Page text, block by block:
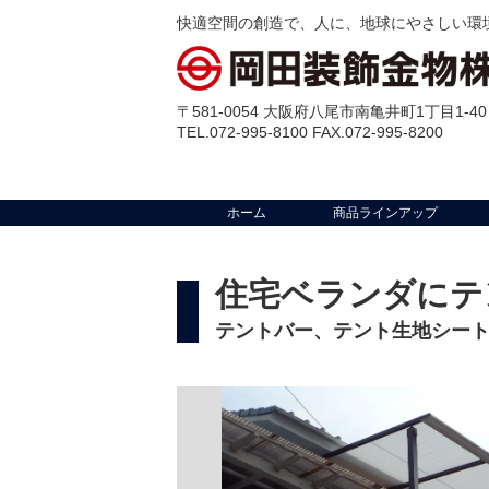
快適空間の創造で、人に、地球にやさしい
〒581-0054 大阪府八尾市南亀井町1丁目1-40
TEL.072-995-8100 FAX.072-995-8200
ホーム 商品ラインアップ
住宅ベランダに
テントバー、テント生地シート